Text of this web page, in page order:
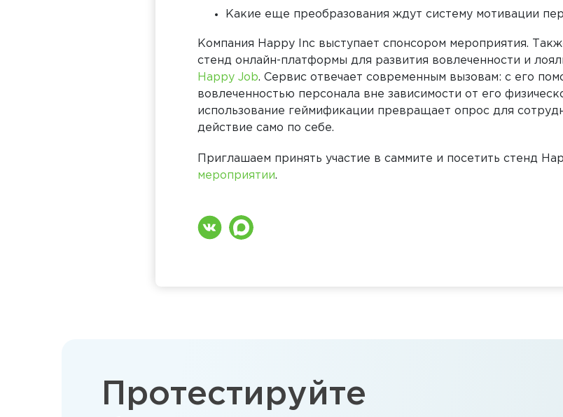
Какие еще преобразования ждут систему мотивации
Компания Happy Inc выступает спонсором мероприятия.
стенд онлайн-платформы для развития вовлеченности и
Happy Job. Сервис отвечает современным вызовам: с его
вовлеченностью персонала вне зависимости от его
использование геймификации превращает опрос для
действие само по себе.
Приглашаем принять участие в саммите и посетить стенд
мероприятии.
Протестируйте